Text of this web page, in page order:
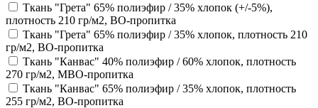
Ткань "Грета" 65% полиэфир / 35% хлопок (+/-5%),
плотность 210 гр/м2, ВО-пропитка
Ткань "Грета" 65% полиэфир / 35% хлопок, плотность 210
гр/м2, ВО-пропитка
Ткань "Канвас" 40% полиэфир / 60% хлопок, плотность
270 гр/м2, МВО-пропитка
Ткань "Канвас" 65% полиэфир / 35% хлопок, плотность
255 гр/м2, ВО-пропитка